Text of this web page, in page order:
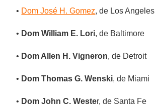
• Dom José H. Gomez, de Los Angeles
• Dom William E. Lori, de Baltimore
• Dom Allen H. Vigneron, de Detroit
• Dom Thomas G. Wenski, de Miami
• Dom John C. Wester, de Santa Fe